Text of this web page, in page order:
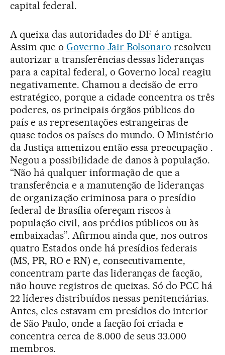
capital federal.
A queixa das autoridades do DF é antiga.
Assim que o Governo Jair Bolsonaro resolveu
autorizar a transferências dessas lideranças
para a capital federal, o Governo local reagiu
negativamente. Chamou a decisão de erro
estratégico, porque a cidade concentra os três
poderes, os principais órgãos públicos do
país e as representações estrangeiras de
quase todos os países do mundo. O Ministério
da Justiça amenizou então essa preocupação .
Negou a possibilidade de danos à população.
“Não há qualquer informação de que a
transferência e a manutenção de lideranças
de organização criminosa para o presídio
federal de Brasília ofereçam riscos à
população civil, aos prédios públicos ou às
embaixadas”. Afirmou ainda que, nos outros
quatro Estados onde há presídios federais
(MS, PR, RO e RN) e, consecutivamente,
concentram parte das lideranças de facção,
não houve registros de queixas. Só do PCC há
22 líderes distribuídos nessas penitenciárias.
Antes, eles estavam em presídios do interior
de São Paulo, onde a facção foi criada e
concentra cerca de 8.000 de seus 33.000
membros.